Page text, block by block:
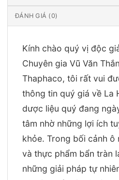
ĐÁNH GIÁ (0)
Kính chào quý vị độc
Chuyên gia Vũ Văn
Thaphaco, tôi rất vui
thông tin quý giá về La
dược liệu quý đang
tâm nhờ những lợi ích
khỏe. Trong bối cảnh ô
và thực phẩm bẩn tràn
những giải pháp tự